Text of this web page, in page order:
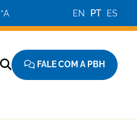
+A EN PT ES
FALE COM A PBH